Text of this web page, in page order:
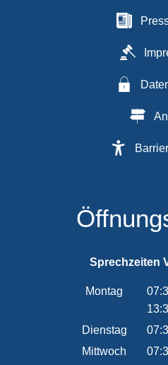
Sprechzeiten
Montag
Dienstag
Mittwoch